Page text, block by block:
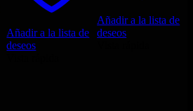
Añadir a la lista de
deseos
Añadir a la lista de
deseos